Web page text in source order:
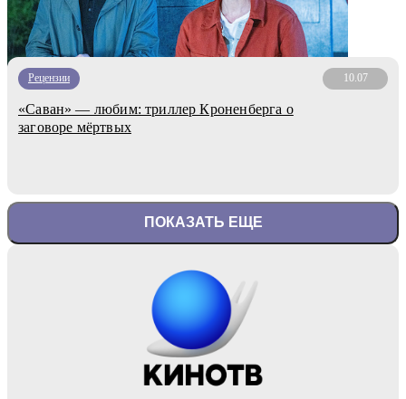
Рецензии 10.07
«Саван» — любим: триллер Кроненберга о
заговоре мёртвых
ПОКАЗАТЬ ЕЩЕ